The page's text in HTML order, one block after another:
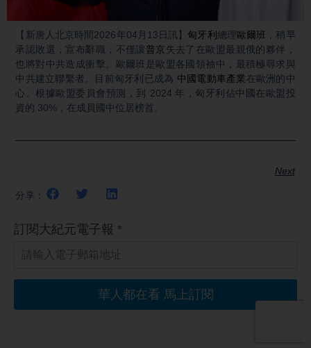
【新唐人北京時間2026年04月13日訊】匈牙利 總理歐爾班 ，稍早
承認敗選，宣布辭職，不僅讓 普京 失去了在歐盟最親俄的夥伴，
也將對中共造成衝擊。歐爾班是歐盟各國領袖中，最積極尋求與
中共建立聯繫者。目前匈牙利已成為 中國電動車產業在歐洲的中
心。根據歐盟委員會預測，到 2024 年，匈牙利佔中國在歐盟投
資的 30%，在成員國中位居榜首。
Next
分享：